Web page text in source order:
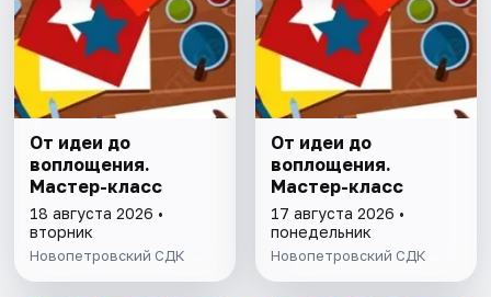
От идеи до
воплощения.
Мастер-класс
18 августа 2026 •
вторник
Новопетровский СДК
От идеи до
воплощения.
Мастер-класс
17 августа 2026 •
понедельник
Новопетровский СДК